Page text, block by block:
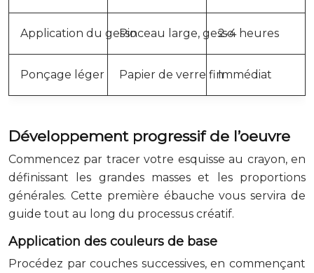
Application du gessoPinceau large, gesso2-4 heures
Ponçage léger Papier de verre finImmédiat
Développement progressif de l’oeuvre
Commencez par tracer votre esquisse au crayon, en
définissant les grandes masses et les proportions
générales. Cette première ébauche vous servira de
guide tout au long du processus créatif.
Application des couleurs de base
Procédez par couches successives, en commençant